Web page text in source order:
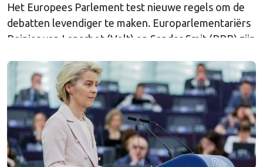
Het Europees Parlement test nieuwe regels om de
debatten levendiger te maken. Europarlementariërs
Reinier van Lanschot (Volt) en Sander Smit (BBB) zijn